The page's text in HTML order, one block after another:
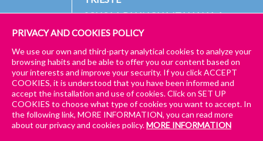
SCUOLA DI LINGUA ITALIANA A
TROPEA
© 2023 PICCOLA UNIVERSITÀ ITALIANA IMPRESSUM
GENERAL TERMS AND CONDITIONS – TRIESTE & TROPEA
GENERAL TERMS AND CONDITIONS – LEZIONI ONLINE E IBRIDE
PRIVACY AND COOKIES POLICY
We use our own and third-party analytical cookies to analyze your
browsing habits and be able to offer you our content based on
your interests and improve your security. If you click ACCEPT
COOKIES, it is understood that you have been informed and
accept the installation and use of cookies. Click on SET UP
COOKIES to choose what type of cookies you want to accept. In
the following link, MORE INFORMATION, you can read more
about our privacy and cookies policy.MORE INFORMATION